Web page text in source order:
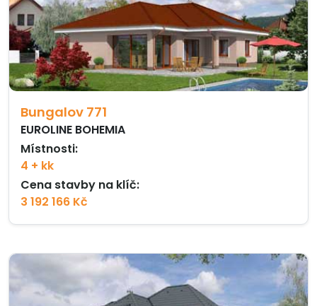
Bungalov 771
EUROLINE BOHEMIA
Místnosti:
4 + kk
Cena stavby na klíč:
3 192 166 Kč